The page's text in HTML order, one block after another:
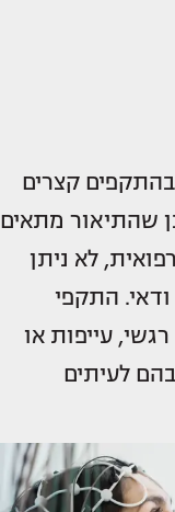
קצרים
שהתיאור מתאים
לא ניתן
התקפי
עייפות או
לעיתים